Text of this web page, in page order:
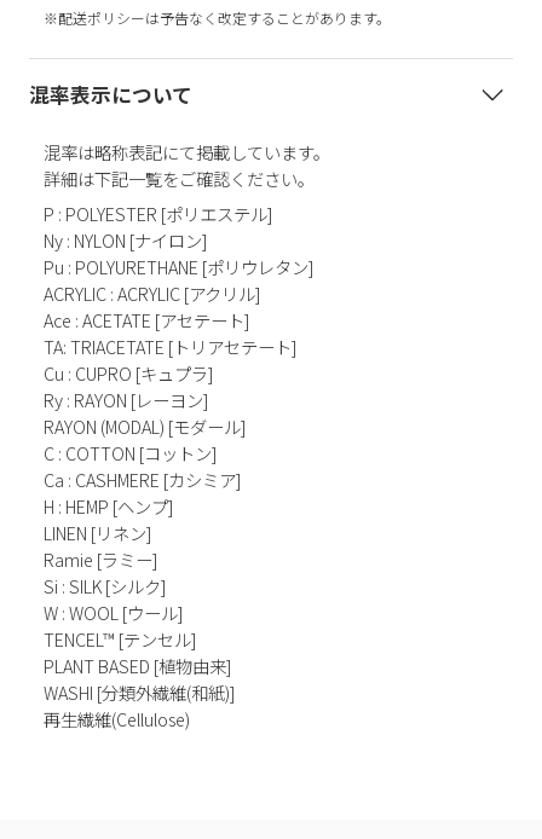
※配送ポリシーは予告なく改定することがあります。
混率表示について
混率は略称表記にて掲載しています。
詳細は下記一覧をご確認ください。
P : POLYESTER [ポリエステル]
Ny : NYLON [ナイロン]
Pu : POLYURETHANE [ポリウレタン]
ACRYLIC : ACRYLIC [アクリル]
Ace : ACETATE [アセテート]
TA: TRIACETATE [トリアセテート]
Cu : CUPRO [キュプラ]
Ry : RAYON [レーヨン]
RAYON (MODAL) [モダール]
C : COTTON [コットン]
Ca : CASHMERE [カシミア]
H : HEMP [ヘンプ]
LINEN [リネン]
Ramie [ラミー]
Si : SILK [シルク]
W : WOOL [ウール]
TENCEL™ [テンセル]
PLANT BASED [植物由来]
WASHI [分類外繊維(和紙)]
再生繊維(Cellulose)